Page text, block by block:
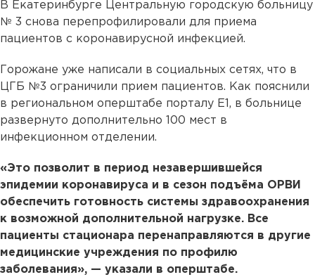
В Екатеринбурге Центральную городскую больницу
№ 3 снова перепрофилировали для приема
пациентов с коронавирусной инфекцией.
Горожане уже написали в социальных сетях, что в
ЦГБ №3 ограничили прием пациентов. Как пояснили
в региональном оперштабе порталу Е1, в больнице
развернуто дополнительно 100 мест в
инфекционном отделении.
«Это позволит в период незавершившейся
эпидемии коронавируса и в сезон подъёма ОРВИ
обеспечить готовность системы здравоохранения
к возможной дополнительной нагрузке. Все
пациенты стационара перенаправляются в другие
медицинские учреждения по профилю
заболевания», — указали в оперштабе.